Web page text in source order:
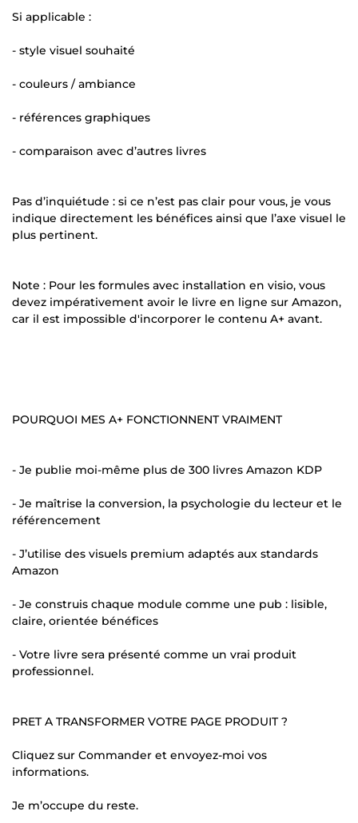
Si applicable :
- style visuel souhaité
- couleurs / ambiance
- références graphiques
- comparaison avec d’autres livres
Pas d’inquiétude : si ce n’est pas clair pour vous, je vous
indique directement les bénéfices ainsi que l’axe visuel le
plus pertinent.
Note : Pour les formules avec installation en visio, vous
devez impérativement avoir le livre en ligne sur Amazon,
car il est impossible d'incorporer le contenu A+ avant.
POURQUOI MES A+ FONCTIONNENT VRAIMENT
- Je publie moi-même plus de 300 livres Amazon KDP
- Je maîtrise la conversion, la psychologie du lecteur et le
référencement
- J’utilise des visuels premium adaptés aux standards
Amazon
- Je construis chaque module comme une pub : lisible,
claire, orientée bénéfices
- Votre livre sera présenté comme un vrai produit
professionnel.
PRET A TRANSFORMER VOTRE PAGE PRODUIT ?
Cliquez sur Commander et envoyez-moi vos
informations.
Je m’occupe du reste.